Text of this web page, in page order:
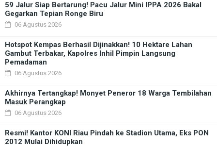
59 Jalur Siap Bertarung! Pacu Jalur Mini IPPA 2026 Bakal
Gegarkan Tepian Ronge Biru
06 Agustus 2026
Hotspot Kempas Berhasil Dijinakkan! 10 Hektare Lahan
Gambut Terbakar, Kapolres Inhil Pimpin Langsung
Pemadaman
06 Agustus 2026
Akhirnya Tertangkap! Monyet Peneror 18 Warga Tembilahan
Masuk Perangkap
06 Agustus 2026
Resmi! Kantor KONI Riau Pindah ke Stadion Utama, Eks PON
2012 Mulai Dihidupkan